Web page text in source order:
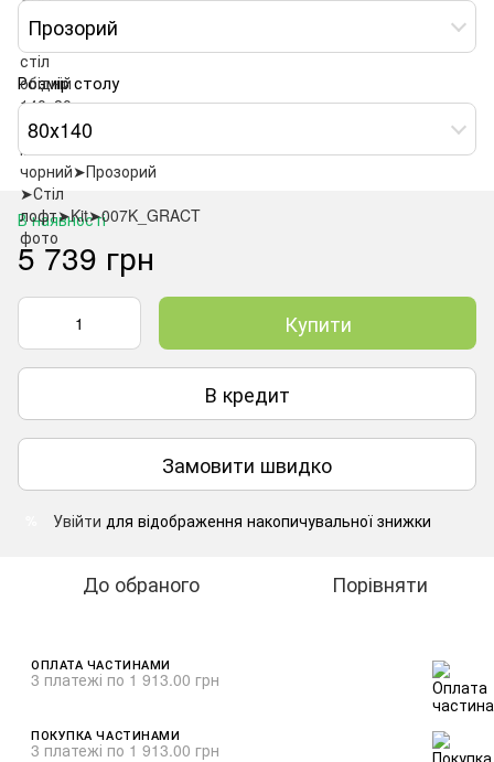
Прозорий
Розмір столу
80х140
В наявності
5 739 грн
Купити
В кредит
Замовити швидко
Увійти для відображення накопичувальної знижки
До обраного Порівняти
ОПЛАТА ЧАСТИНАМИ
3 платежі по 1 913.00 грн
ПОКУПКА ЧАСТИНАМИ
3 платежі по 1 913.00 грн